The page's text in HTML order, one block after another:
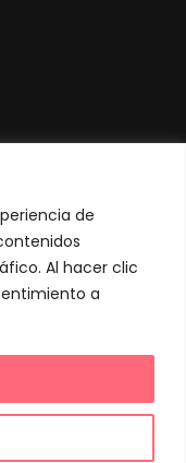
de
Al hacer clic
a
Granollers
Agencia de